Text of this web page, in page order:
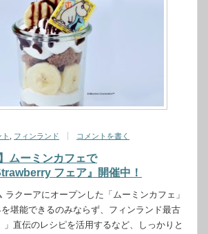
ト フィンランド コメントを書く
ムーミンカフェで
フェア』開催中！
ラクーアにオープンした「ムーミンカフェ」
堪能できるのみならず、フィンランド最古
直伝のレシピを活用するなど、しっかりと